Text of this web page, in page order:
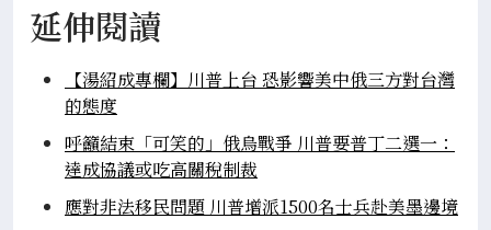
延伸閱讀
【湯紹成專欄】川普上台 恐影響美中俄三方對台灣
的態度
呼籲結束「可笑的」俄烏戰爭 川普要普丁二選一：
達成協議或吃高關稅制裁
應對非法移民問題 川普增派1500名士兵赴美墨邊境